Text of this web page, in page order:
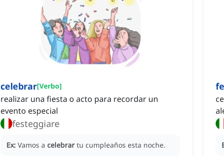
celebrar[Verbo]
realizar una fiesta o acto para recordar un
evento especial
festeggiare
Ex: Vamos a celebrar tu cumpleaños esta noche.